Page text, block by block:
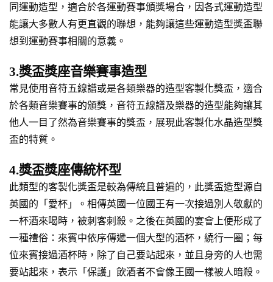
同運動造型，適合於各運動賽事頒獎場合，因各式運動造型
能讓大多數人有更直觀的聯想，能夠讓這些運動造型獎盃聯
想到運動賽事相關的意義。
3.獎盃獎座音樂賽事造型
常見使用音符五線譜或是各類樂器的造型客製化獎盃，適合
於各類音樂賽事的頒獎，音符五線譜及樂器的造型能夠讓其
他人一目了然為音樂賽事的獎盃，展現此客製化水晶造型獎
盃的特質。
4.獎盃獎座傳統杯型
此類型的客製化獎盃是較為傳統且普遍的，此獎盃造型源自
英國的「愛杯」。相傳英國一位國王有一次接過別人敬獻的
一杯酒來喝時，被刺客刺殺。之後在英國的宴會上便形成了
一種禮俗：來賓中依序傳遞一個大型的酒杯，繞行一圈；每
位來賓接過酒杯時，除了自己要站起來，並且身旁的人也需
要站起來，表示「保護」飲酒者不會像王國一樣被人暗殺。